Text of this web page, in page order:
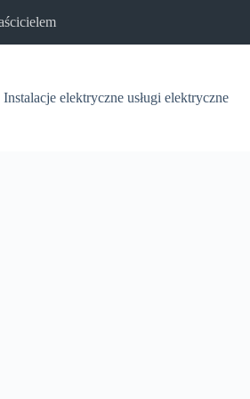
Instalacje elektryczne usługi elektryczne